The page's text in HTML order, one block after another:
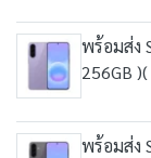
พร้อมส่ง
256GB
พร้อมส่ง